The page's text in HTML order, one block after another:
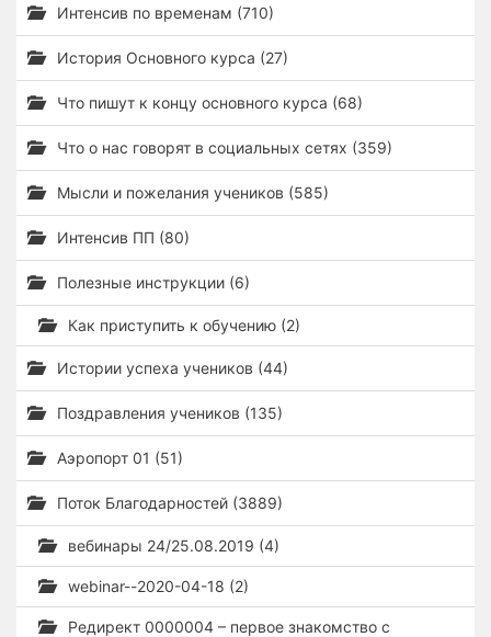
Интенсив по временам (710)
История Основного курса (27)
Что пишут к концу основного курса (68)
Что о нас говорят в социальных сетях (359)
Мысли и пожелания учеников (585)
Интенсив ПП (80)
Полезные инструкции (6)
Как приступить к обучению (2)
Истории успеха учеников (44)
Поздравления учеников (135)
Аэропорт 01 (51)
Поток Благодарностей (3889)
вебинары 24/25.08.2019 (4)
webinar--2020-04-18 (2)
Редирект 0000004 – первое знакомство с